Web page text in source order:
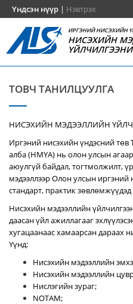
Үндсэн нүүр | Нэвтрэх
ИРГЭНИЙ НИСЭХИЙН
НИСЭХИЙН
ТОВЧ ТАНИЛЦУУЛГА
НИСЭХИЙН МЭДЭЭЛЛИЙН
Иргэний нисэхийн үндэсний
алба (НМҮА) нь олон улсын
аюулгүй байдал, тогтмолжилт,
мэдээллээр Олон улсын
стандарт, практик
Нисэхийн мэдээллийн
даасан үйл ажиллагааг
хугацаанаас хамаарсан дараах
Үүнд:
Нисэхийн мэдээллийн
Нисэхийн мэдээллийн
Нислэгийн зураг;
NOTAM;